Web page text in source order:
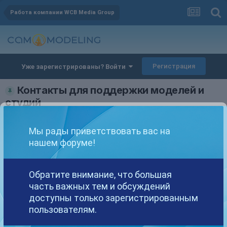
Работа компании WCB Media Group
Уже зарегистрированы? Войти Регистрация
Контакты для поддержки моделей и
студий
5 марта, 2014
поддержка клиентов wcb
контакты компании wcb
Deamon_VS
Опубликовано5 марта, 2014
ВНИМАНИЕ!
Мы рады приветствовать вас на
нашем форуме!
Обратите внимание, что большая
часть важных тем и обсуждений
доступны только зарегистрированным
пользователям.